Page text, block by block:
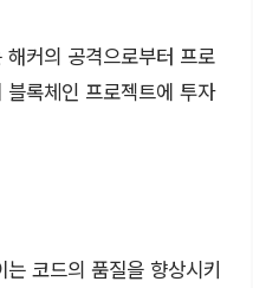
커의 공격으로부터 프로
록체인 프로젝트에 투자
코드의 품질을 향상시키